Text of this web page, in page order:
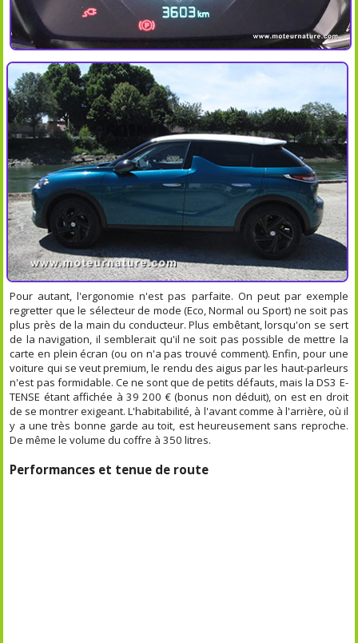
Pour autant, l'ergonomie n'est pas parfaite. On peut par exemple
regretter que le sélecteur de mode (Eco, Normal ou Sport) ne soit pas
plus près de la main du conducteur. Plus embêtant, lorsqu'on se sert
de la navigation, il semblerait qu'il ne soit pas possible de mettre la
carte en plein écran (ou on n'a pas trouvé comment). Enfin, pour une
voiture qui se veut premium, le rendu des aigus par les haut-parleurs
n'est pas formidable. Ce ne sont que de petits défauts, mais la DS3 E-
TENSE étant affichée à 39 200 € (bonus non déduit), on est en droit
de se montrer exigeant. L'habitabilité, à l'avant comme à l'arrière, où il
y a une très bonne garde au toit, est heureusement sans reproche.
De même le volume du coffre à 350 litres.
Performances et tenue de route